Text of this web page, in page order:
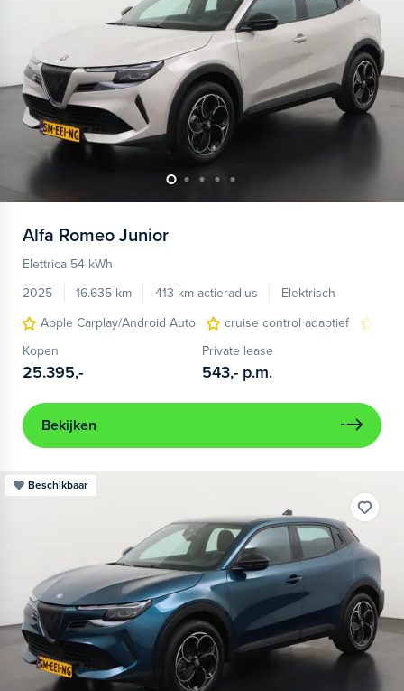
Alfa Romeo Junior
Elettrica 54 kWh
2025
16.635 km 413 km actieradius
Elektrisch
Apple Carplay/Android Auto
cruise control adaptief
Kopen
25.395,-
Private lease
543,- p.m.
Bekijken
Beschikbaar